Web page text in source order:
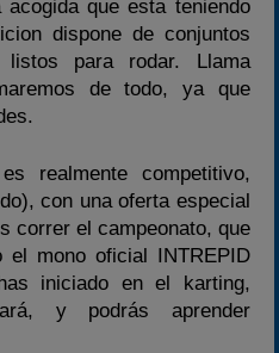
que esta teniendo
dispone de conjuntos
para rodar. Llama
de todo, ya que
realmente competitivo,
con una oferta especial
correr el campeonato, que
mono oficial INTREPID
iniciado en el karting,
y podrás aprender